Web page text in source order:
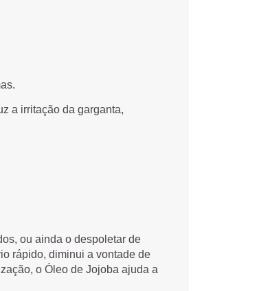
a irritação da garganta,
ou ainda o despoletar de
rápido, diminui a vontade de
o Óleo de Jojoba ajuda a